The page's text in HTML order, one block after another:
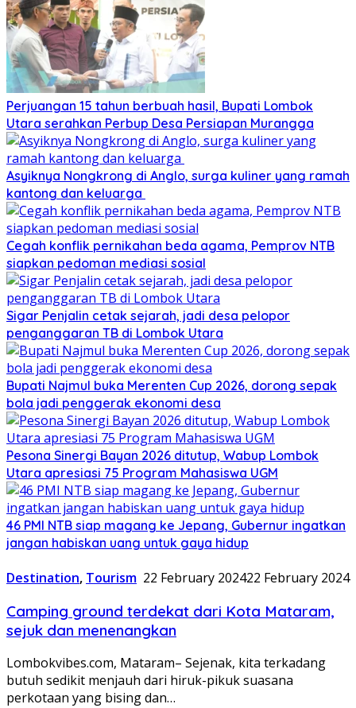
Perjuangan 15 tahun berbuah hasil, Bupati Lombok
Utara serahkan Perbup Desa Persiapan Murangga
Asyiknya Nongkrong di Anglo, surga kuliner yang ramah
kantong dan keluarga
Cegah konflik pernikahan beda agama, Pemprov NTB
siapkan pedoman mediasi sosial
Sigar Penjalin cetak sejarah, jadi desa pelopor
penganggaran TB di Lombok Utara
Bupati Najmul buka Merenten Cup 2026, dorong sepak
bola jadi penggerak ekonomi desa
Pesona Sinergi Bayan 2026 ditutup, Wabup Lombok
Utara apresiasi 75 Program Mahasiswa UGM
46 PMI NTB siap magang ke Jepang, Gubernur ingatkan
jangan habiskan uang untuk gaya hidup
Destination, Tourism 22 February 202422 February 2024
Camping ground terdekat dari Kota Mataram,
sejuk dan menenangkan
Lombokvibes.com, Mataram– Sejenak, kita terkadang
butuh sedikit menjauh dari hiruk-pikuk suasana
perkotaan yang bising dan…